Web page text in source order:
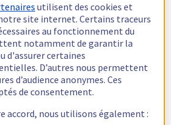
utilisent des cookies et
site internet. Certains traceurs
au fonctionnement du
notamment de garantir la
d'assurer certaines
D’autres nous permettent
d’audience anonymes. Ces
de consentement.
accord, nous utilisons également :